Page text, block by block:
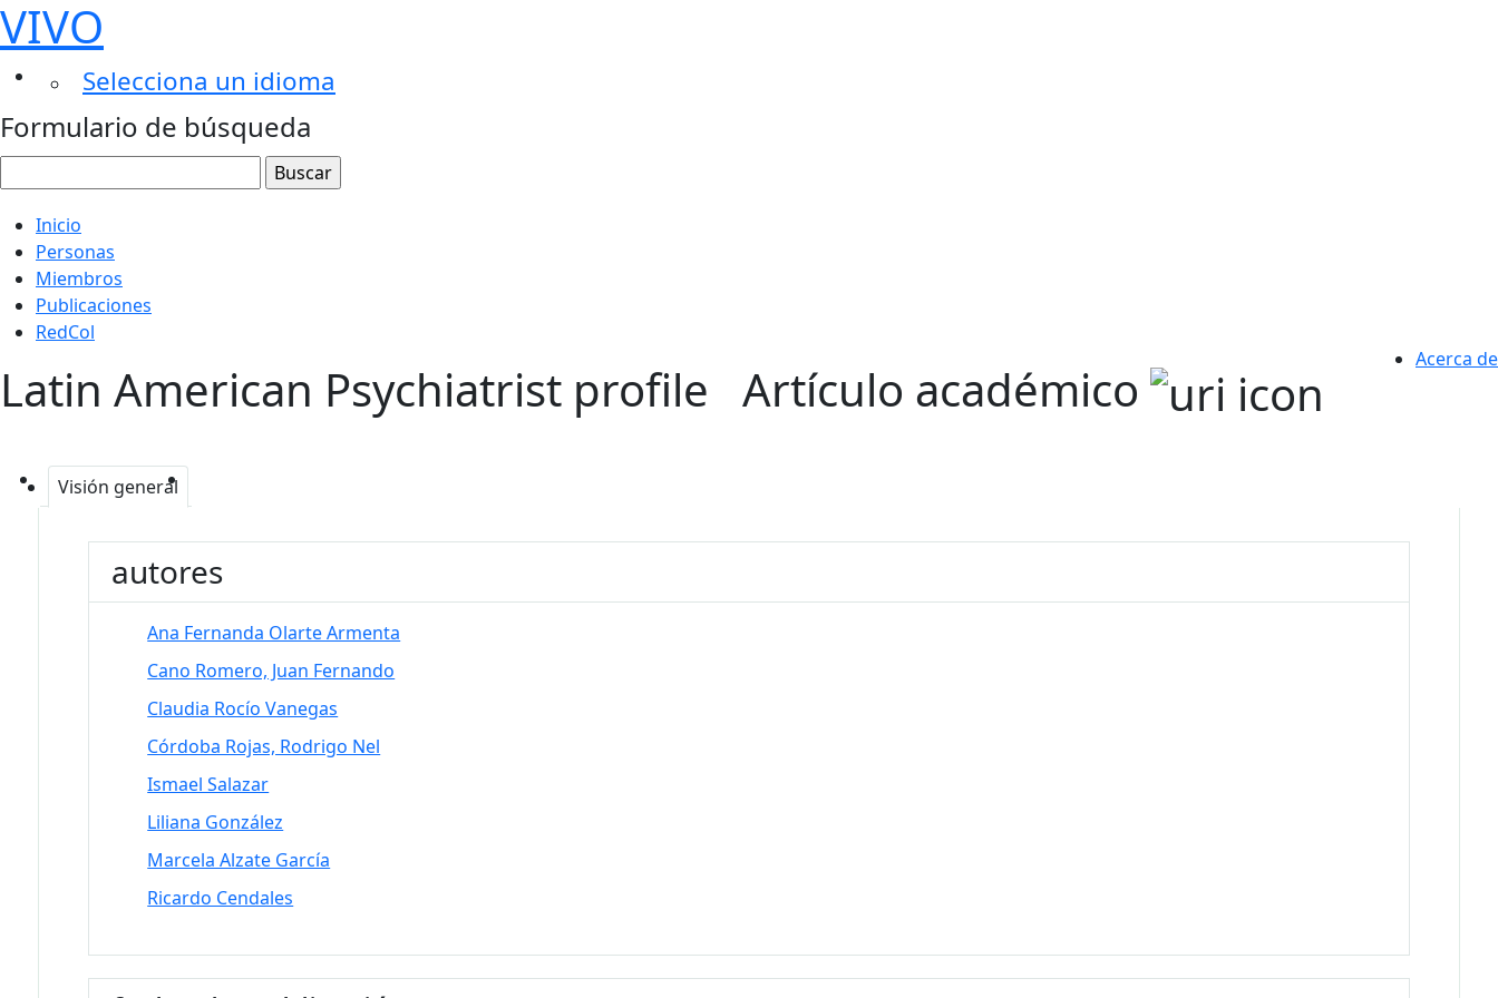
VIVO
Selecciona un idioma
Formulario de búsqueda
Inicio
Personas
Miembros
Publicaciones
RedCol
Acerca de
Latin American Psychiatrist profile Artículo académico
Visión general
autores
Ana Fernanda Olarte Armenta
Cano Romero, Juan Fernando
Claudia Rocío Vanegas
Córdoba Rojas, Rodrigo Nel
Ismael Salazar
Liliana González
Marcela Alzate García
Ricardo Cendales